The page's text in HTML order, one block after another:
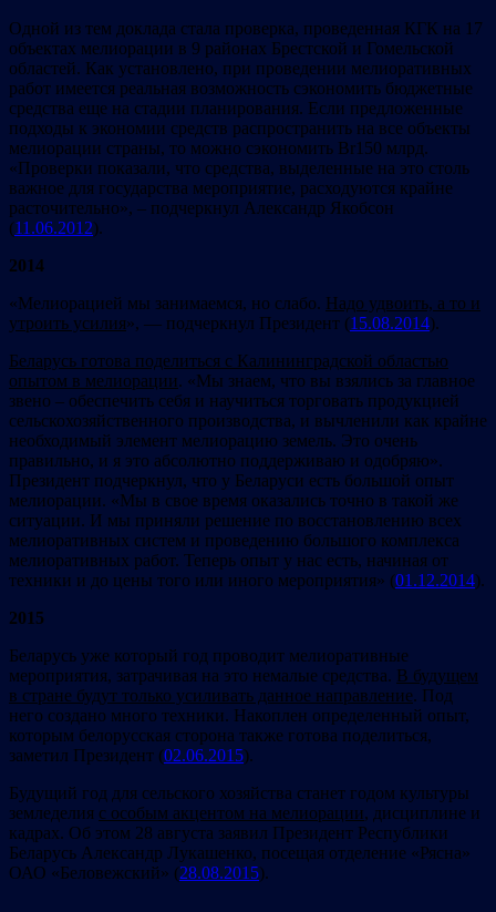
Одной из тем доклада стала проверка, проведенная КГК на 17
объектах мелиорации в 9 районах Брестской и Гомельской
областей. Как установлено, при проведении мелиоративных
работ имеется реальная возможность сэкономить бюджетные
средства еще на стадии планирования. Если предложенные
подходы к экономии средств распространить на все объекты
мелиорации страны, то можно сэкономить Br150 млрд.
«Проверки показали, что средства, выделенные на это столь
важное для государства мероприятие, расходуются крайне
расточительно», – подчеркнул Александр Якобсон
(11.06.2012).
2014
«Мелиорацией мы занимаемся, но слабо. Надо удвоить, а то и
утроить усилия», — подчеркнул Президент (15.08.2014).
Беларусь готова поделиться с Калининградской областью
опытом в мелиорации. «Мы знаем, что вы взялись за главное
звено – обеспечить себя и научиться торговать продукцией
сельскохозяйственного производства, и вычленили как крайне
необходимый элемент мелиорацию земель. Это очень
правильно, и я это абсолютно поддерживаю и одобряю».
Президент подчеркнул, что у Беларуси есть большой опыт
мелиорации. «Мы в свое время оказались точно в такой же
ситуации. И мы приняли решение по восстановлению всех
мелиоративных систем и проведению большого комплекса
мелиоративных работ. Теперь опыт у нас есть, начиная от
техники и до цены того или иного мероприятия» (01.12.2014).
2015
Беларусь уже который год проводит мелиоративные
мероприятия, затрачивая на это немалые средства. В будущем
в стране будут только усиливать данное направление. Под
него создано много техники. Накоплен определенный опыт,
которым белорусская сторона также готова поделиться,
заметил Президент (02.06.2015).
Будущий год для сельского хозяйства станет годом культуры
земледелия с особым акцентом на мелиорации, дисциплине и
кадрах. Об этом 28 августа заявил Президент Республики
Беларусь Александр Лукашенко, посещая отделение «Рясна»
ОАО «Беловежский» (28.08.2015).